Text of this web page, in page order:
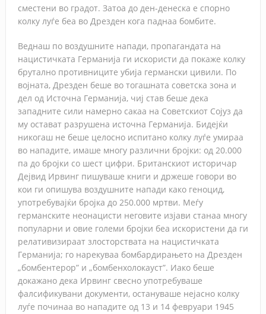
сместени во градот. Затоа до ден-денеска е спорно
колку луѓе беа во Дрезден кога паднаа бомбите.
Веднаш по воздушните напади, пропагандата на
нацистичката Германија ги искористи да покаже колку
брутално противниците убија германски цивили. По
војната, Дрезден беше во тогашната советска зона и
дел од Источна Германија, чиј став беше дека
западните сили намерно сакаа на Советскиот Сојуз да
му остават разрушена источна Германија. Бидејќи
никогаш не беше целосно испитано колку луѓе умираа
во нападите, имаше многу различни бројки: од 20.000
па до бројки со шест цифри. Британскиот историчар
Дејвид Ирвинг пишуваше книги и држеше говори во
кои ги опишува воздушните напади како геноцид,
употребувајќи бројка до 250.000 мртви. Меѓу
германските неонацисти неговите изјави станаа многу
популарни и овие големи бројки беа искористени да ги
релативизираат злосторствата на нацистичката
Германија; го нарекуваа бомбардирањето на Дрезден
„бомбентерор” и „бомбенхолокауст”. Иако беше
докажано дека Ирвинг свесно употребуваше
фалсификувани документи, остануваше нејасно колку
луѓе починаа во нападите од 13 и 14 февруари 1945